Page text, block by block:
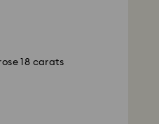
18 carats
des
FPO. Les